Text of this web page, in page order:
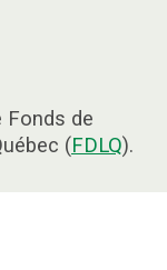
Fonds de
(FDLQ).